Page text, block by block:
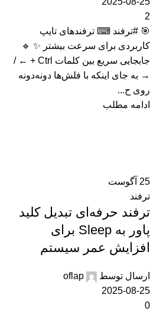
2
🎯 #ترفند ⌨ ترفندهای تایپ
کاربردی برای سرعت بیشتر ✨ 🔹
جابجایی سریع بین کلمات Ctrl + ← /
→ به جای اینکه با فلش‌ها دونه‌دونه
روی ح...
ادامه مطلب
25 آگوست
ترفند
ترفند حرفه‌ای تبدیل کلید
پاور به Sleep برای
افزایش عمر سیستم
ارسال توسط
oflap
2025-08-25
0